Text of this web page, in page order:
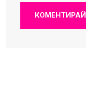
КОМЕНТИРАЙ